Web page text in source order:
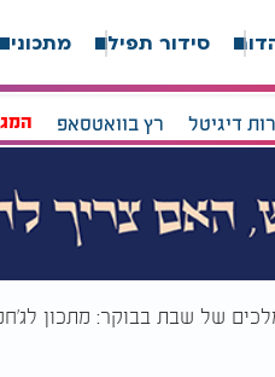
סידור תפילה
דיגיטל רץ בוואטסאפ
של שבת בבוקר: מתכון